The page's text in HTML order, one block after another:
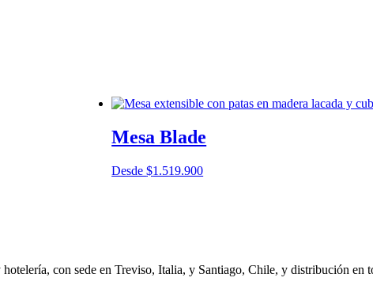
Mesa Blade
Desde$1.519.900
con sede en Treviso, Italia, y Santiago, Chile, y distribución en